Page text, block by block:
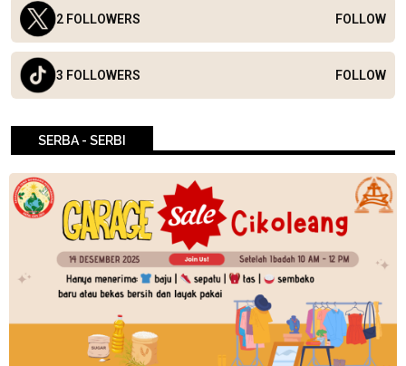
2 FOLLOWERS FOLLOW
3 FOLLOWERS FOLLOW
SERBA - SERBI